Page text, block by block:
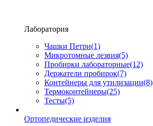
Лаборатория
Чашки Петри(1)
Микротомные лезвия(5)
Пробирки лабораторные(12)
Держатели пробирок(7)
Контейнеры для утилизации(8)
Термоконтейнеры(25)
Тесты(5)
Ортопедические изделия